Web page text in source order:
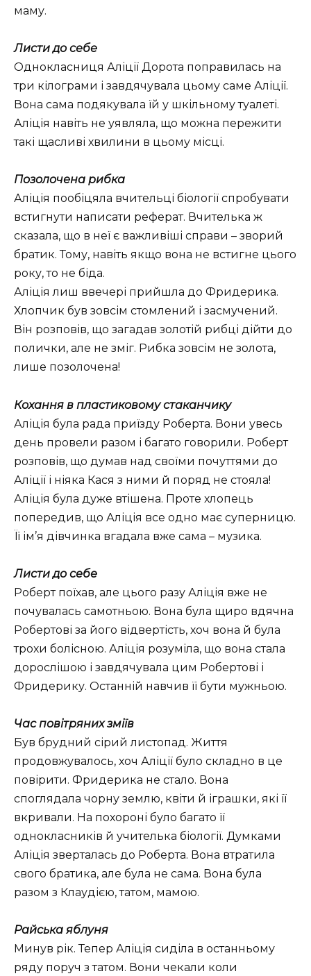
маму.
Листи до себе
Однокласниця Аліції Дорота поправилась на
три кілограми і завдячувала цьому саме Аліції.
Вона сама подякувала їй у шкільному туалеті.
Аліція навіть не уявляла, що можна пережити
такі щасливі хвилини в цьому місці.
Позолочена рибка
Аліція пообіцяла вчительці біології спробувати
встигнути написати реферат. Вчителька ж
сказала, що в неї є важливіші справи – зворий
братик. Тому, навіть якщо вона не встигне цього
року, то не біда.
Аліція лиш ввечері прийшла до Фридерика.
Хлопчик був зовсім стомлений і засмучений.
Він розповів, що загадав золотій рибці дійти до
полички, але не зміг. Рибка зовсім не золота,
лише позолочена!
Кохання в пластиковому стаканчику
Аліція була рада приїзду Роберта. Вони увесь
день провели разом і багато говорили. Роберт
розповів, що думав над своїми почуттями до
Аліції і ніяка Кася з ними й поряд не стояла!
Аліція була дуже втішена. Проте хлопець
попередив, що Аліція все одно має суперницю.
Її ім’я дівчинка вгадала вже сама – музика.
Листи до себе
Роберт поїхав, але цього разу Аліція вже не
почувалась самотньою. Вона була щиро вдячна
Робертові за його відвертість, хоч вона й була
трохи болісною. Аліція розуміла, що вона стала
дорослішою і завдячувала цим Робертові і
Фридерику. Останній навчив її бути мужньою.
Час повітряних зміїв
Був брудний сірий листопад. Життя
продовжувалось, хоч Аліції було складно в це
повірити. Фридерика не стало. Вона
споглядала чорну землю, квіти й іграшки, які її
вкривали. На похороні було багато її
однокласників й учителька біології. Думками
Аліція зверталась до Роберта. Вона втратила
свого братика, але була не сама. Вона була
разом з Клаудією, татом, мамою.
Райська яблуня
Минув рік. Тепер Аліція сиділа в останньому
ряду поруч з татом. Вони чекали коли